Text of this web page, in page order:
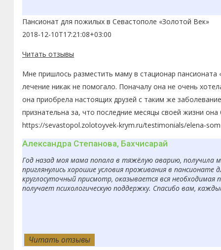
Читать отзывы
Читать отзывы
Читать отзывы
Читать отзывы
Читать отзывы
Читать отзывы
Читать отзывы
Читать отзывы
Пансионат для пожилых в Севастополе «Золотой Век»
2018-12-10T17:21:08+03:00
Читать отзывы
Мне пришлось разместить маму в стационар
лечение никак не помогало. Поначалу она не очень
она приобрела настоящих друзей с таким же
признательна за, что последние месяцы своей жизни
https://sevastopol.zolotoyvek-krym.ru/testimonials/elena-
Александра Степанова, Бахчисарай
Год назад моя мама попала в тяжёлую аварию, получила
приглянулись хорошие условия проживания в
круглосуточный присмотр, оказывается вся
получает психологическую поддержку. Спасибо вам,
Читать отзывы
Читать отзывы